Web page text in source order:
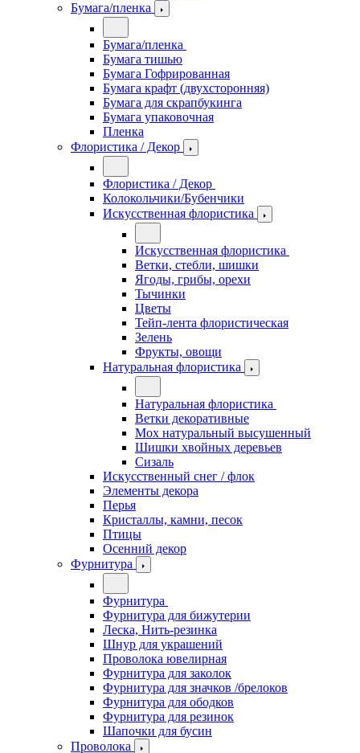
Бумага/пленка
Бумага/пленка
Бумага тишью
Бумага Гофрированная
Бумага крафт (двухсторонняя)
Бумага для скрапбукинга
Бумага упаковочная
Пленка
Флористика / Декор
Флористика / Декор
Колокольчики/Бубенчики
Искусственная флористика
Искусственная флористика
Ветки, стебли, шишки
Ягоды, грибы, орехи
Тычинки
Цветы
Тейп-лента флористическая
Зелень
Фрукты, овощи
Натуральная флористика
Натуральная флористика
Ветки декоративные
Мох натуральный высушенный
Шишки хвойных деревьев
Сизаль
Искусственный снег / флок
Элементы декора
Перья
Кристаллы, камни, песок
Птицы
Осенний декор
Фурнитура
Фурнитура
Фурнитура для бижутерии
Леска, Нить-резинка
Шнур для украшений
Проволока ювелирная
Фурнитура для заколок
Фурнитура для значков /брелоков
Фурнитура для ободков
Фурнитура для резинок
Шапочки для бусин
Проволока